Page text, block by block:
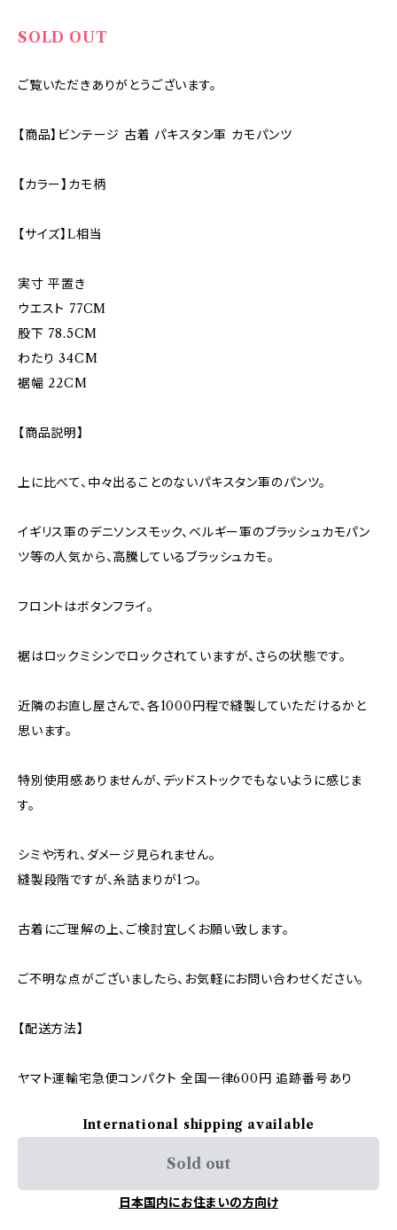
SOLD OUT
ご覧いただきありがとうございます。
【商品】ビンテージ 古着 パキスタン軍 カモパンツ
【カラー】カモ柄
【サイズ】L相当
実寸 平置き
ウエスト 77CM
股下 78.5CM
わたり 34CM
裾幅 22CM
【商品説明】
上に比べて、中々出ることのないパキスタン軍のパンツ。
イギリス軍のデニソンスモック、ベルギー軍のブラッシュカモパン
ツ等の人気から、高騰しているブラッシュカモ。
フロントはボタンフライ。
裾はロックミシンでロックされていますが、さらの状態です。
近隣のお直し屋さんで、各1000円程で縫製していただけるかと
思います。
特別使用感ありませんが、デッドストックでもないように感じま
す。
シミや汚れ、ダメージ見られません。
縫製段階ですが、糸詰まりが1つ。
古着にご理解の上、ご検討宜しくお願い致します。
ご不明な点がございましたら、お気軽にお問い合わせください。
【配送方法】
ヤマト運輸宅急便コンパクト 全国一律600円 追跡番号あり
International shipping available
Sold out
日本国内にお住まいの方向け